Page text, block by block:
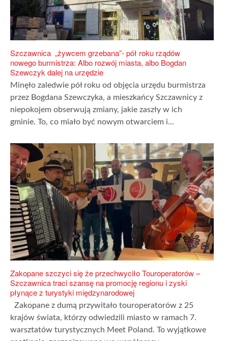
Szczawnica „żywcem grzebana”- pół roku rządów
nowego burmistrza: Albo rozwój miasta, albo Bogdan
Szewczyk dalej na urzędzie
Minęło zaledwie pół roku od objęcia urzędu burmistrza
przez Bogdana Szewczyka, a mieszkańcy Szczawnicy z
niepokojem obserwują zmiany, jakie zaszły w ich
gminie. To, co miało być nowym otwarciem i...
Zakopane szczyci się że przechwyciło Touroperatorów –
Szczawnica traci szansę na promocję regionu i zyski
płynące z turystyki międzynarodowej
Zakopane z dumą przywitało touroperatorów z 25
krajów świata, którzy odwiedzili miasto w ramach 7.
warsztatów turystycznych Meet Poland. To wyjątkowe